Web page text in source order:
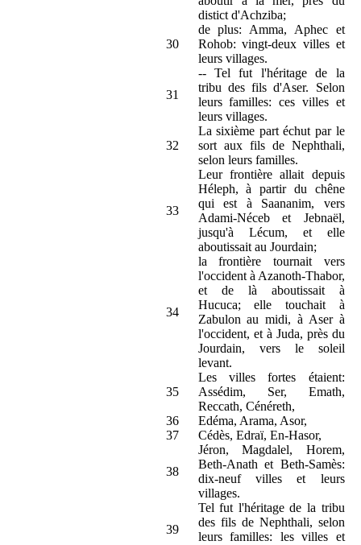
distict d'Achziba;
30
de plus: Amma, Aphec et
Rohob: vingt-deux villes et
leurs villages.
31
-- Tel fut l'héritage de la
tribu des fils d'Aser. Selon
leurs familles: ces villes et
leurs villages.
32
La sixième part échut par le
sort aux fils de Nephthali,
selon leurs familles.
33
Leur frontière allait depuis
Héleph, à partir du chêne
qui est à Saananim, vers
Adami-Néceb et Jebnaël,
jusqu'à Lécum, et elle
aboutissait au Jourdain;
34
la frontière tournait vers
l'occident à Azanoth-Thabor,
et de là aboutissait à
Hucuca; elle touchait à
Zabulon au midi, à Aser à
l'occident, et à Juda, près du
Jourdain, vers le soleil
levant.
35
Les villes fortes étaient:
Assédim, Ser, Emath,
Reccath, Cénéreth,
36
Edéma, Arama, Asor,
37
Cédès, Edraï, En-Hasor,
38
Jéron, Magdalel, Horem,
Beth-Anath et Beth-Samès:
dix-neuf villes et leurs
villages.
39
Tel fut l'héritage de la tribu
des fils de Nephthali, selon
leurs familles: les villes et